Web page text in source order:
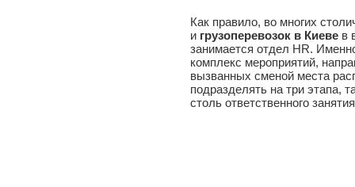
Как правило, во многих
и грузоперевозок в Киеве в
занимается отдел HR.
комплекс мероприятий,
вызванных сменой места
подразделять на три этапа,
столь ответственного